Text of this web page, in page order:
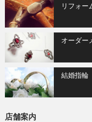
リフォー
オーダー
結婚指輪
店舗案内